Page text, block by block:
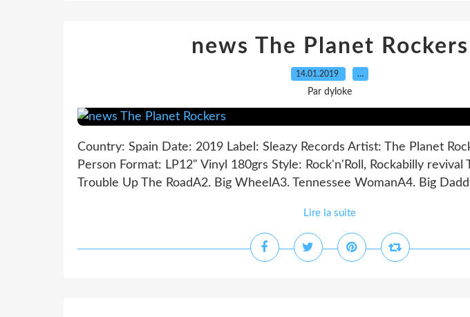
news The Planet Rockers
14.01.2019 …
Par dyloke
Country: Spain Date: 2019 Label: Sleazy Records Artist: The Planet
Person Format: LP12" Vinyl 180grs Style: Rock'n'Roll, Rockabilly revival
Trouble Up The RoadA2. Big WheelA3. Tennessee WomanA4. Big
Lire la suite